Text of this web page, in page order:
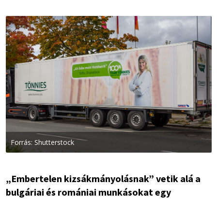
Forrás: Shutterstock
„Embertelen kizsákmányolásnak” vetik alá a
bulgáriai és romániai munkásokat egy